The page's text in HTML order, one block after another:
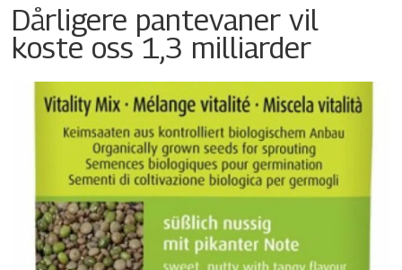
Dårligere pantevaner vil
koste oss 1,3 milliarder